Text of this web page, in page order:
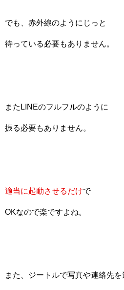
でも、赤外線のようにじっと
待っている必要もありません。
またLINEのフルフルのように
振る必要もありません。
適当に起動させるだけで
OKなので楽ですよね。
また、ジートルで写真や連絡先